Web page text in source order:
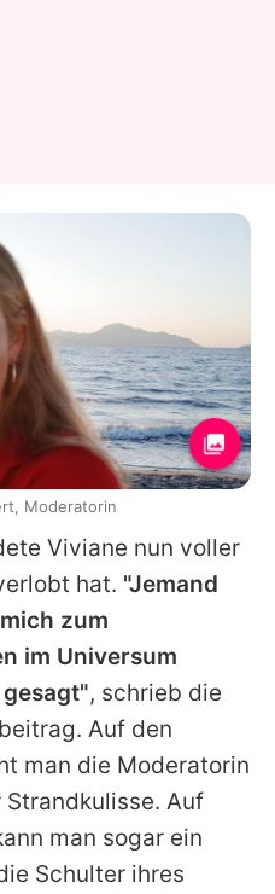
Viviane nun voller
hat. "Jemand
zum
im Universum
, schrieb die
Auf den
man die Moderatorin
Auf
man sogar ein
Schulter ihres
Moderatorin